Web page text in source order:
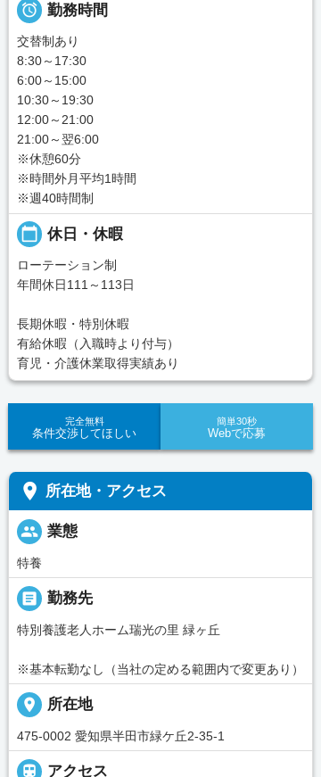
 勤務時間
交替制あり
8:30～17:30
6:00～15:00
10:30～19:30
12:00～21:00
21:00～翌6:00
※休憩60分
※時間外月平均1時間
※週40時間制
calendar_today 休日・休暇
ローテーション制
年間休日111～113日
長期休暇・特別休暇
有給休暇（入職時より付与）
育児・介護休業取得実績あり
完全無料
条件交渉してほしい
簡単30秒
Webで応募
place 所在地・アクセス
people 業態
特養
_pin
勤務先
特別養護老人ホーム瑞光の里 緑ヶ丘
※基本転勤なし（当社の定める範囲内で変更あり）
place 所在地
475-0002 愛知県半田市緑ケ丘2-35-1
 アクセス